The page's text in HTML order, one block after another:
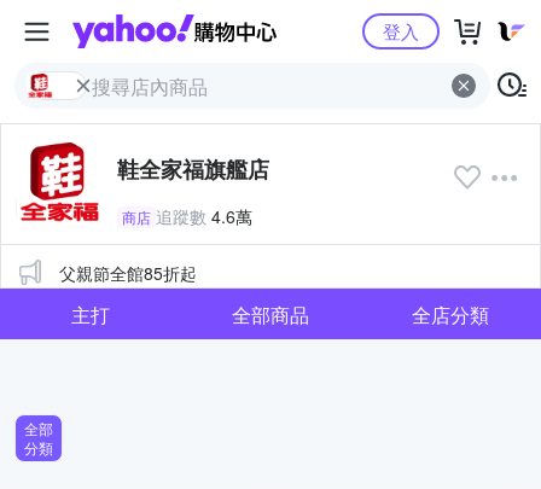
Yahoo購物中心
登入
鞋全家福旗艦店
商店 追蹤數 4.6萬
公告
父親節全館85折起
主打 全部商品 全店分類
全部
分類